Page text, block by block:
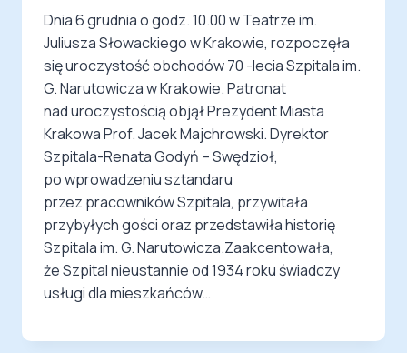
Dnia 6 grudnia o godz. 10.00 w Teatrze im.
Juliusza Słowackiego w Krakowie, rozpoczęła
się uroczystość obchodów 70 -lecia Szpitala im.
G. Narutowicza w Krakowie. Patronat
nad uroczystością objął Prezydent Miasta
Krakowa Prof. Jacek Majchrowski. Dyrektor
Szpitala-Renata Godyń – Swędzioł,
po wprowadzeniu sztandaru
przez pracowników Szpitala, przywitała
przybyłych gości oraz przedstawiła historię
Szpitala im. G. Narutowicza.Zaakcentowała,
że Szpital nieustannie od 1934 roku świadczy
usługi dla mieszkańców…